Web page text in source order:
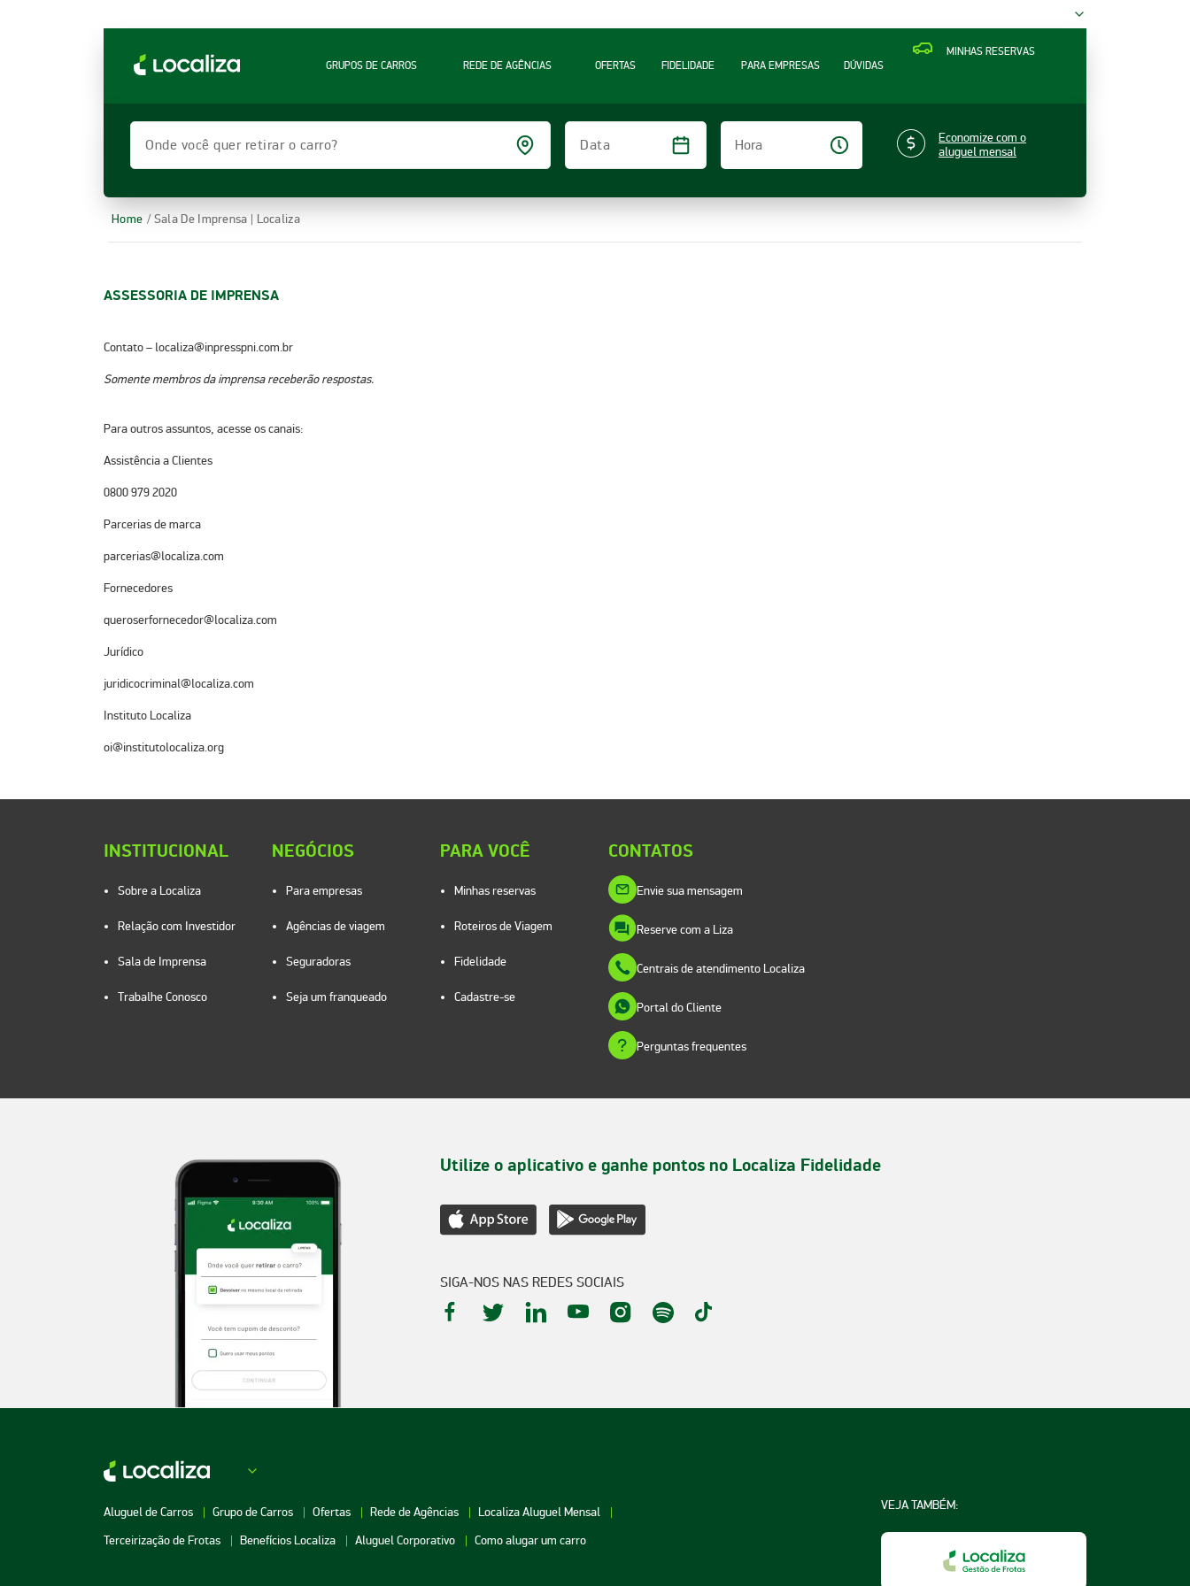
MINHAS RESERVAS
GRUPOS DE CARROS
REDE DE AGÊNCIAS OFERTAS FIDELIDADE PARA EMPRESAS DÚVIDAS
Onde você quer retirar o carro? Data
Hora
Economize com o
aluguel mensal
Home / Sala De Imprensa | Localiza
ASSESSORIA DE IMPRENSA
Contato– localiza@inpresspni.com.br
Somente membros da imprensa receberão respostas.
Para outros assuntos, acesse os canais:
Assistência a Clientes
0800 979 2020
Parcerias de marca
parcerias@localiza.com
Fornecedores
queroserfornecedor@localiza.com
Jurídico
juridicocriminal@localiza.com
Instituto Localiza
oi@institutolocaliza.org
INSTITUCIONAL
Sobre a Localiza
Relação com Investidor
Sala de Imprensa
Trabalhe Conosco
NEGÓCIOS
Para empresas
Agências de viagem
Seguradoras
Seja um franqueado
PARA VOCÊ
Minhas reservas
Roteiros de Viagem
Fidelidade
Cadastre-se
CONTATOS
Envie sua mensagem
Reserve com a Liza
Centrais de atendimento Localiza
Portal do Cliente
Perguntas frequentes
Utilize o aplicativo e ganhe pontos no Localiza Fidelidade
SIGA-NOS NAS REDES SOCIAIS
Aluguel de Carros Grupo de Carros Ofertas Rede de Agências
Localiza Aluguel Mensal
Terceirização de Frotas
Benefícios Localiza Aluguel Corporativo Como alugar um carro
VEJA TAMBÉM: